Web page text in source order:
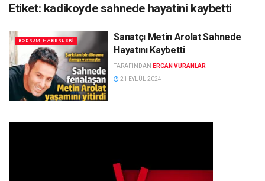
Etiket: kadikoyde sahnede hayatini kaybetti
BODRUM HABERLERI
Sanatçı Metin Arolat Sahnede
Hayatını Kaybetti
TARAFINDAN ERCAN VURANLAR
21 EYLÜL 2024